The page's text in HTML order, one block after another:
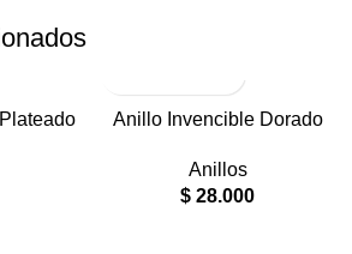
RODIO
Anillo Invencible Dorado
Anillos
$ 28.000